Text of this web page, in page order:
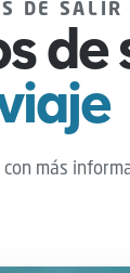
DE SALIR
de
más